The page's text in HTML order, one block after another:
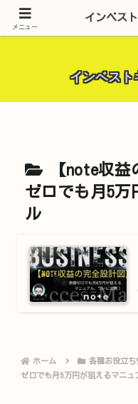
昨今話題の投資全般・金融関連
インベス
【note収
ゼロでも月5万
ル
ホーム 各種お役立ち
ゼロでも月5万円が狙えるマニュ
メニュー
インベス